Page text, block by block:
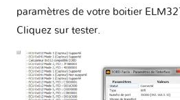
paramètres de votre boitier
Cliquez sur tester.